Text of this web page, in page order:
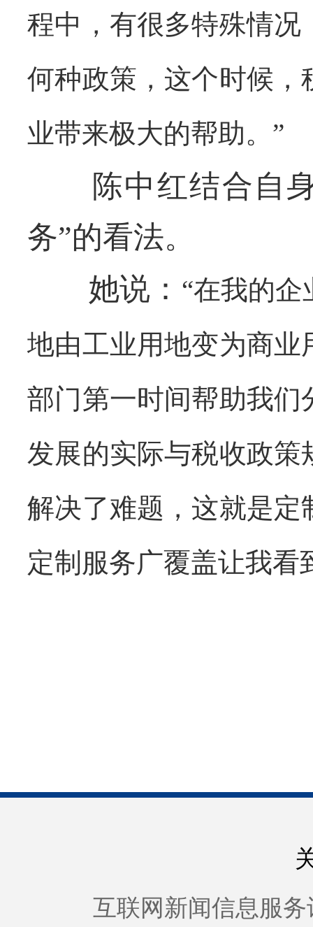
程中，有很多特殊情
何种政策，这个时候
业带来极大的帮助。”
陈中红结合自身
务”的看法。
她说： “在我的
地由工业用地变为商
部门第一时间帮助我
发展的实际与税收政
解决了难题，这就是
定制服务广覆盖让我看
互联网新闻信息服务